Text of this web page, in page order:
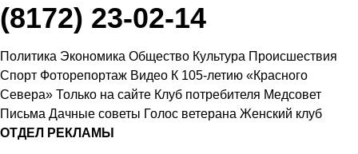
(8172) 23-02-14
Политика Экономика Общество Культура Происшествия
Спорт Фоторепортаж Видео К 105-летию «Красного
Севера» Только на сайте Клуб потребителя Медсовет
Письма Дачные советы Голос ветерана Женский клуб
ОТДЕЛ РЕКЛАМЫ